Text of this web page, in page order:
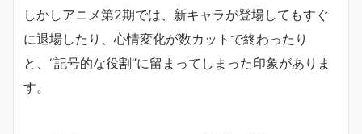
しかしアニメ第2期では、新キャラが登場してもすぐ
に退場したり、心情変化が数カットで終わったり
と、“記号的な役割”に留まってしまった印象がありま
す。